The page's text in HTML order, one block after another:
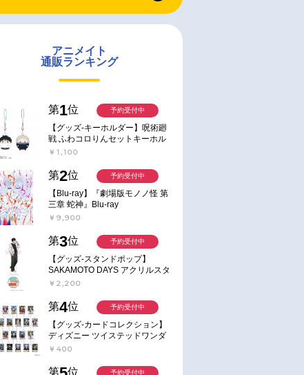
アニメイト
通販ランキング
第1位
【グッズ-キーホルダー】呪術廻
戦 ふわコロりんセットキーホル
ダー【アニメイト特典付】
￥1,100
予約受付中
第2位
【Blu-ray】『劇場版モノノ怪 第
三章 蛇神』Blu-ray
￥9,900
予約受付中
第3位
【グッズ-スタンドポップ】
SAKAMOTO DAYS アクリルスタ
ンド～Sunny Afternoon～ 4.南雲
￥2,200
予約受付中
第4位
【グッズ-カードコレクション】
ディズニー ツイステッドワンダ
ーランド ランダムカードコレク
￥400
予約受付中
第 位 予約受付中